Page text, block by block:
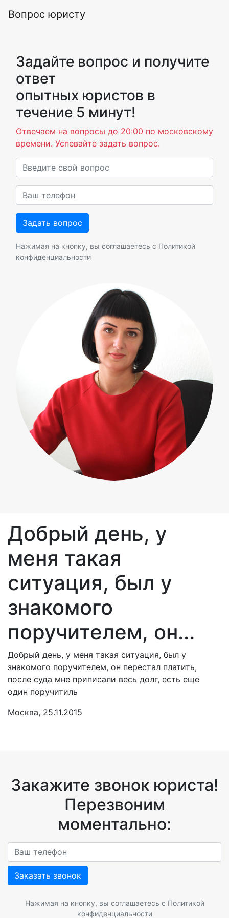
Вопрос юристу
Задайте вопрос и получите
ответ
опытных юристов в
течение 5 минут!
Отвечаем на вопросы до 20:00 по московскому
времени. Успевайте задать вопрос.
Нажимая на кнопку, вы соглашаетесь с Политикой
конфиденциальности
Добрый день, у
меня такая
ситуация, был у
знакомого
поручителем, он...
Добрый день, у меня такая ситуация, был у
знакомого поручителем, он перестал платить,
после суда мне приписали весь долг, есть еще
один поручитиль
Москва, 25.11.2015
Закажите звонок юриста!
Перезвоним
моментально:
Заказать звонок
Нажимая на кнопку, вы соглашаетесь с Политикой
конфиденциальности